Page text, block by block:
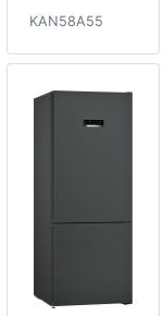
KAN58A55